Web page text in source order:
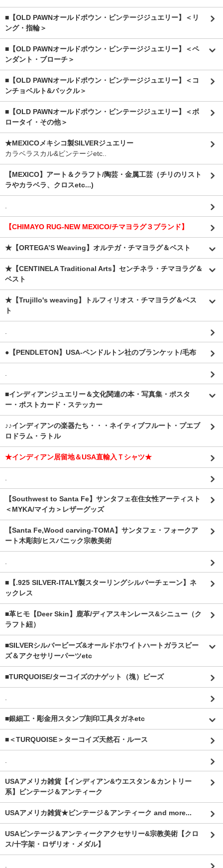
■【OLD PAWNオールドポウン・ビンテージジュエリー】＜リ
ング・指輪＞
■【OLD PAWNオールドポウン・ビンテージジュエリー】＜ペ
ンダント・ブローチ＞
■【OLD PAWNオールドポウン・ビンテージジュエリー】＜コ
ンチョベルト&バックル＞
■【OLD PAWNオールドポウン・ビンテージジュエリー】＜ボ
ロータイ・その他＞
★MEXICOメキシコ製SILVERジュエリー
カラベラスカル&ビンテージetc..
【MEXICO】アート＆クラフト/陶芸・金属工芸（チリのリスト
ラやカラベラ、クロスetc...)
【CHIMAYO RUG-NEW MEXICO/チマヨラグ３ブランド】
★【ORTEGA’S Weaving】オルテガ・チマヨラグ＆ベスト
★【CENTINELA Traditional Arts】センチネラ・チマヨラグ＆
ベスト
★【Trujillo's weaving】トルフィリオス・チマヨラグ＆ベス
ト
●【PENDLETON】USA-ペンドルトン社のブランケット/毛布
■インディアンジュエリー＆文化関連の本・写真集・ポスタ
ー・ポストカード・ステッカー
♪♪インディアンの楽器たち・・・ネイティブフルート・プエブ
ロドラム・ラトル
★インディアン居留地＆USA直輸入Ｔシャツ★
【Southwest to Santa Fe】サンタフェ在住女性アーティスト
＜MYKA/マイカ＞レザーグッズ
【Santa Fe,Wood carving-TOMA】サンタフェ・フォークア
ート木彫刻/ヒスパニック宗教美術
■【.925 SILVER-ITALY製スターリングシルバーチェーン】ネ
ックレス
■革ヒモ【Deer Skin】鹿革/ディアスキンレース&シニュー（ク
ラフト紐）
■SILVERシルバービーズ&オールドホワイトハートガラスビー
ズ＆アクセサリーパーツetc
■TURQUOISE/ターコイズのナゲット（塊）ビーズ
■銀細工・彫金用スタンプ刻印工具タガネetc
■＜TURQUOISE＞ターコイズ天然石・ルース
USAアメリカ雑貨【インディアン&ウエスタン＆カントリー
系】ビンテージ＆アンティーク
USAアメリカ雑貨★ビンテージ＆アンティーク and more...
USAビンテージ＆アンティークアクセサリー&宗教美術【クロ
ス/十字架・ロザリオ・メダル】